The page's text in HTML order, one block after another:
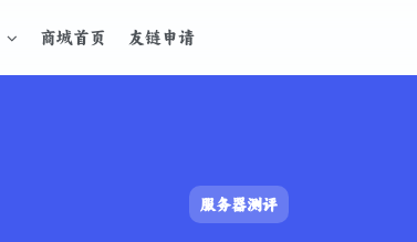
服务器测评
商城首页 友链申请